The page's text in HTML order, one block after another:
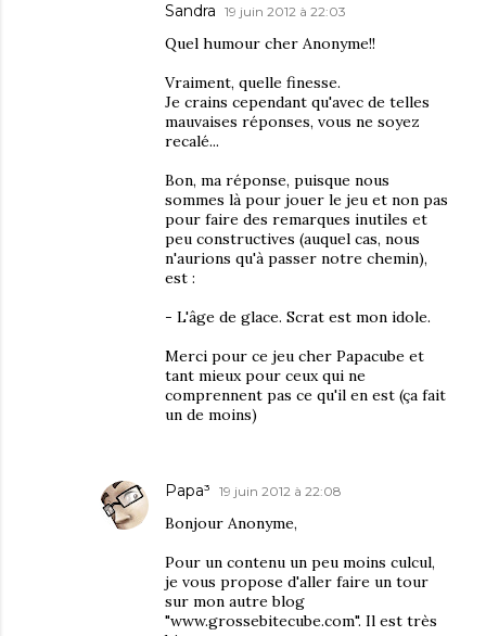
Sandra 19 juin 2012 à 22:03
Quel humour cher Anonyme!!
Vraiment, quelle finesse.
Je crains cependant qu'avec de telles
mauvaises réponses, vous ne soyez
recalé...
Bon, ma réponse, puisque nous
sommes là pour jouer le jeu et non pas
pour faire des remarques inutiles et
peu constructives (auquel cas, nous
n'aurions qu'à passer notre chemin),
est :
- L'âge de glace. Scrat est mon idole.
Merci pour ce jeu cher Papacube et
tant mieux pour ceux qui ne
comprennent pas ce qu'il en est (ça fait
un de moins)
Papa³ 19 juin 2012 à 22:08
Bonjour Anonyme,
Pour un contenu un peu moins culcul,
je vous propose d'aller faire un tour
sur mon autre blog
"www.grossebitecube.com". Il est très